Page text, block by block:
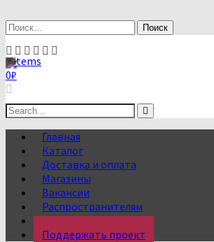
to
Найти:
0 items
0₽
Search
Главная
Каталог
Доставка и оплата
Магазины
Вакансии
Распространителям
О нас
Поддержать проект